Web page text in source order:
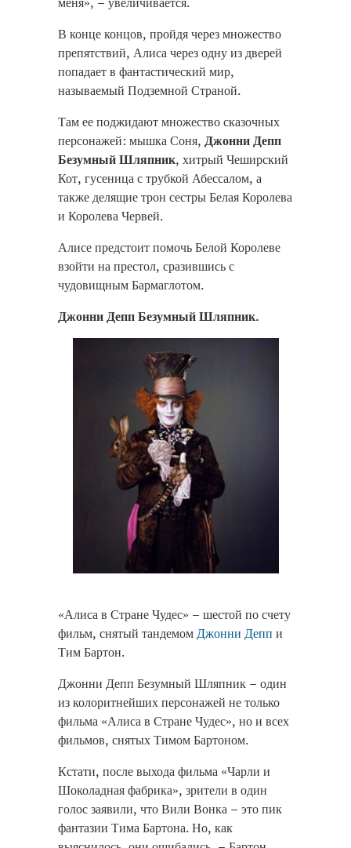
В конце концов, пройдя через множество
препятствий, Алиса через одну из дверей
попадает в фантастический мир,
называемый Подземной Страной.
Там ее поджидают множество сказочных
персонажей: мышка Соня, Джонни Депп
Безумный Шляпник, хитрый Чеширский
Кот, гусеница с трубкой Абессалом, а
также делящие трон сестры Белая Королева
и Королева Червей.
Алисе предстоит помочь Белой Королеве
взойти на престол, сразившись с
чудовищным Бармаглотом.
Джонни Депп Безумный Шляпник.
«Алиса в Стране Чудес» – шестой по счету
фильм, снятый тандемомДжонни Депп и
Тим Бартон.
Джонни Депп Безумный Шляпник – один
из колоритнейших персонажей не только
фильма «Алиса в Стране Чудес», но и всех
фильмов, снятых Тимом Бартоном.
Кстати, после выхода фильма «Чарли и
Шоколадная фабрика», зрители в один
голос заявили, что Вили Вонка – это пик
фантазии Тима Бартона. Но, как